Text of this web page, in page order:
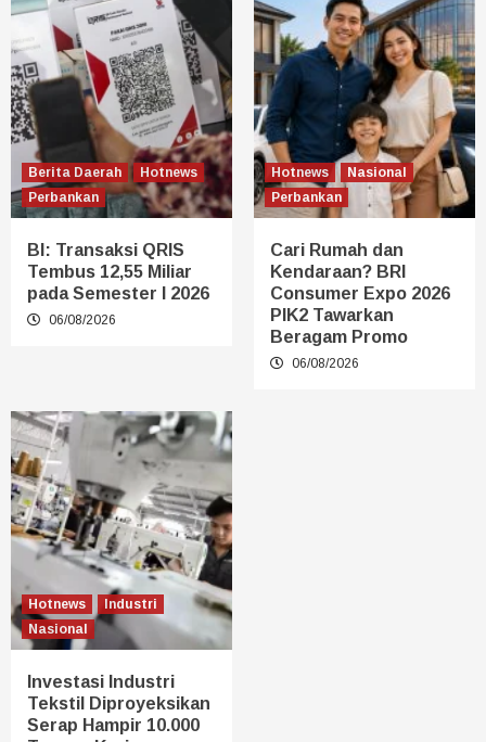
Berita Daerah
Hotnews
Perbankan
BI: Transaksi QRIS
Tembus 12,55 Miliar
pada Semester I 2026
06/08/2026
Hotnews
Nasional
Perbankan
Cari Rumah dan
Kendaraan? BRI
Consumer Expo 2026
PIK2 Tawarkan
Beragam Promo
06/08/2026
Hotnews
Industri
Nasional
Investasi Industri
Tekstil Diproyeksikan
Serap Hampir 10.000